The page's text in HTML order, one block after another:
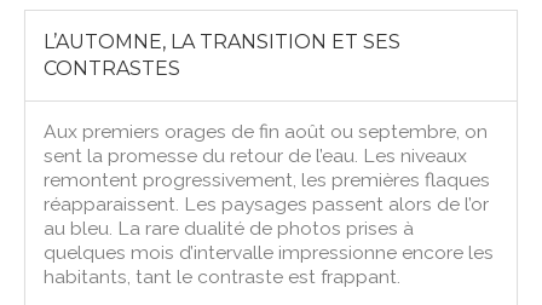
L’AUTOMNE, LA TRANSITION ET SES
CONTRASTES
Aux premiers orages de fin août ou septembre, on
sent la promesse du retour de l’eau. Les niveaux
remontent progressivement, les premières flaques
réapparaissent. Les paysages passent alors de l’or
au bleu. La rare dualité de photos prises à
quelques mois d’intervalle impressionne encore les
habitants, tant le contraste est frappant.